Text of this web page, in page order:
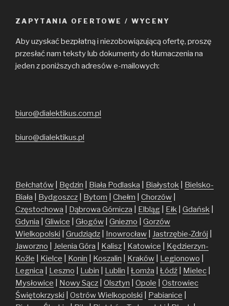
ZAPYTANIA OFERTOWE / WYCENY
Aby uzyskać bezpłatną i niezobowiązującą ofertę, proszę
przesłać nam teksty lub dokumenty do tłumaczenia na
jeden z poniższych adresów e-mailowych:
biuro@dialektikus.com.pl
biuro@dialektikus.pl
Bełchatów Będzin Biała Podlaska Białystok
Bielsko-
Biała
Bydgoszcz Bytom Chełm Chorzów
Częstochowa
Dąbrowa Górnicza Elbląg Ełk Gdańsk
Gdynia
Gliwice Głogów Gniezno
Gorzów
Wielkopolski
Grudziądz Inowrocław Jastrzębie-Zdrój
Jaworzno
Jelenia Góra Kalisz Katowice
Kędzierzyn-
Koźle
Kielce Konin Koszalin Kraków Legionowo
Legnica
Leszno Lubin Lublin Łomża Łódź Mielec
Mysłowice
Nowy Sącz Olsztyn Opole
Ostrowiec
Świętokrzyski
Ostrów Wielkopolski Pabianice